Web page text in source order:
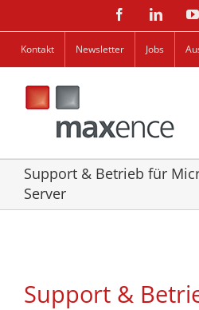
springen
Facebook
Kontakt Newsletter Jobs
Support & Betrieb für
Server
Support &